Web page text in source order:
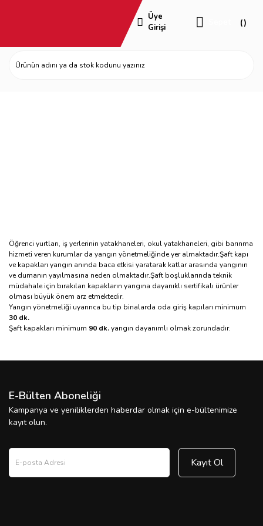
Üye
Girişi
Öğrenci yurtları, iş yerlerinin yatakhaneleri, okul yatakhaneleri, gibi barınma
hizmeti veren kurumlar da yangın yönetmeliğinde yer almaktadır.Şaft kapı
ve kapakları yangın anında baca etkisi yaratarak katlar arasında yangının
ve dumanın yayılmasına neden olmaktadır.Şaft boşluklarında teknik
müdahale için bırakılan kapakların yangına dayanıklı sertifikalı ürünler
olması büyük önem arz etmektedir.
Yangın yönetmeliği uyarınca bu tip binalarda oda giriş kapıları minimum
30 dk.
Şaft kapakları minimum 90 dk.yangın dayanımlı olmak zorundadır.
E-Bülten Aboneliği
Kampanya ve yeniliklerden haberdar olmak için e-bültenimize
kayıt olun.
Kayıt Ol